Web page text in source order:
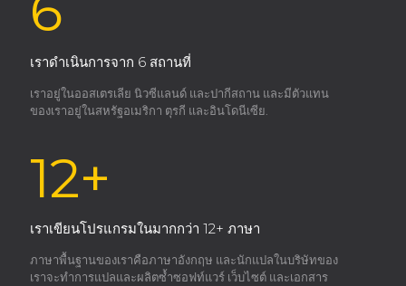
เราดำเนินการจาก 6 สถานที่
เราอยู่ในออสเตรเลีย นิวซีแลนด์ และปากีสถาน และมีตัวแทน
ของเราอยู่ในสหรัฐอเมริกา ตุรกี และอินโดนีเซีย.
12+
เราเขียนโปรแกรมในมากกว่า 12+ ภาษา
ภาษาพื้นฐานของเราคือภาษาอังกฤษ และนักแปลในบริษัทของ
เราจะทำการแปลและผลิตซ้ำซอฟท์แวร์ เว็บไซต์ และเอกสาร